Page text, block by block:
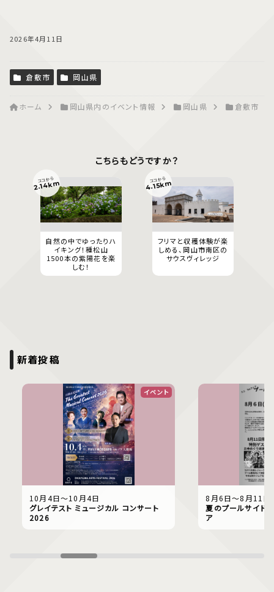
2026年4月11日
倉敷市 岡山県
ホーム 岡山県内のイベント情報 岡山県 倉敷市
こちらもどうですか？
自然の中でゆったりハ
イキング！種松山
1500本の紫陽花を楽
しむ！
ココから
2.14km
フリマと収穫体験が楽
しめる、岡山市南区の
サウスヴィレッジ
ココから
4.15km
新着投稿
イベント
10月4日〜10月4日
グレイテスト ミュージカル コンサート
2026
8月6日〜8月11日
夏のプールサイド
ア